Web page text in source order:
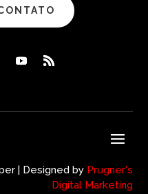
| Designed by Prugner's
Digital Marketing